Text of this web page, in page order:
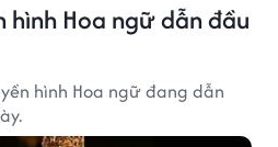
hình Hoa ngữ dẫn đầu
hình Hoa ngữ đang dẫn